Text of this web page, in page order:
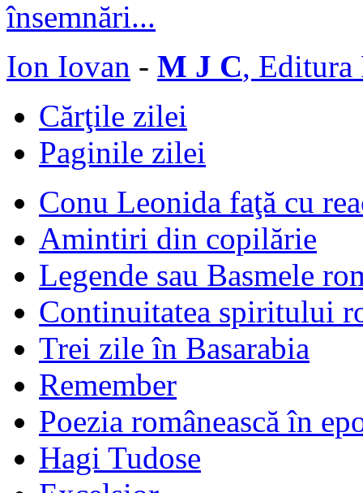
Ion Iovan - M J C, Editura
Cărţile zilei
Paginile zilei
Conu Leonida faţă cu
Amintiri din copilărie
Legende sau Basmele
Continuitatea spiritului
Trei zile în Basarabia
Remember
Poezia românească în
Hagi Tudose